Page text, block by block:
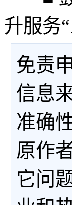
升服务
免责
信息
准确
原作
它问